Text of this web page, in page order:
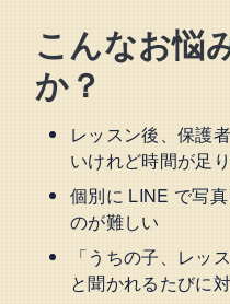
こんなお悩
か？
レッスン後、保護
いけれど時間が足
個別に LINE で写
のが難しい
「うちの子、レッ
と聞かれるたびに